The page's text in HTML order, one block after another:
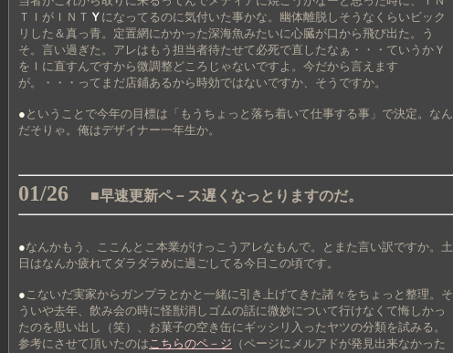
ＴＩがＩＮＴ Ｙ になってるのに気付いた事かな。幽体離脱しそうなくらいビック
リした＆真っ青。定置網にかかった深海魚みたいに心臓が口から飛び出た。う
そ。言い過ぎた。アレはもう担当者待たせて必死で直したなぁ・・・ていうかＹ
をＩに直すんですから微調整どころじゃないですよ。今だから言えます
が。・・・ってまだ店鋪あるから時効ではないですか、そうですか。
● ということで今年の目標は「もうちょっと落ち着いて仕事する事」で決定。なん
だそりゃ。俺はデザイナー一年生か。
01/26 ■早速更新ペ－ス遅くなっとりますのだ。
●なんかもう、ここんとこ本業がけっこうアレなもんで。とまた言い訳ですか。土
日はなんか疲れてダラダラめに過ごしてる今日この頃です。
●こないだ実家からガンプラとかと一緒に引き上げてきた諸々をちょっと整理。そ
ういや去年、飲み会の時に怪獣消しゴムの話に微妙について行けなくて悔しかっ
たのを思い出し（笑）、お菓子の空き缶にギッシリ入ったヤツの分類を試みる。
参考にさせて頂いたのはこちらのペ－ジ （ページにメルアドが発見出来なかった